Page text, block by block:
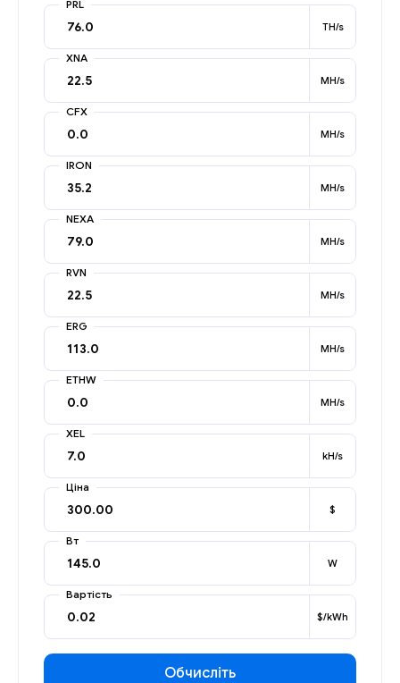
PRL
TH/s
XNA
MH/s
CFX
MH/s
IRON
MH/s
NEXA
MH/s
RVN
MH/s
ERG
MH/s
ETHW
MH/s
XEL
kH/s
Ціна
$
Вт
W
Вартість
$/kWh
Обчисліть